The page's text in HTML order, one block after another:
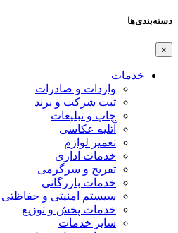
دسته‌بندی‌ها
×
خدمات
واردات و صادرات
ثبت شرکت و برند
چاپ و تبلیغات
آتلیه عکاسی
تعمیر لوازم
خدمات اداری
تفریح و سرگرمی
خدمات بازرگانی
سیستم امنیتی و حفاظتی
خدمات پخش و توزیع
سایر خدمات